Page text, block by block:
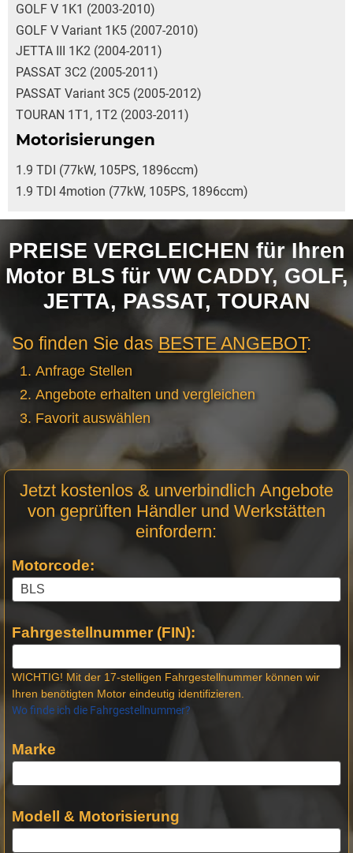
GOLF V 1K1 (2003-2010)
GOLF V Variant 1K5 (2007-2010)
JETTA III 1K2 (2004-2011)
PASSAT 3C2 (2005-2011)
PASSAT Variant 3C5 (2005-2012)
TOURAN 1T1, 1T2 (2003-2011)
Motorisierungen
1.9 TDI (77kW, 105PS, 1896ccm)
1.9 TDI 4motion (77kW, 105PS, 1896ccm)
PREISE VERGLEICHEN für Ihren
Motor BLS für VW CADDY, GOLF,
JETTA, PASSAT, TOURAN
So finden Sie das BESTE ANGEBOT:
Anfrage Stellen
Angebote erhalten und vergleichen
Favorit auswählen
Anfrage
Stellen
Jetzt kostenlos & unverbindlich Angebote
von geprüften Händler und Werkstätten
einfordern:
Motorcode:
Fahrgestellnummer (FIN):
WICHTIG! Mit der 17-stelligen Fahrgestellnummer können wir
Ihren benötigten Motor eindeutig identifizieren.
Wo finde ich die Fahrgestellnummer?
Marke
Modell & Motorisierung